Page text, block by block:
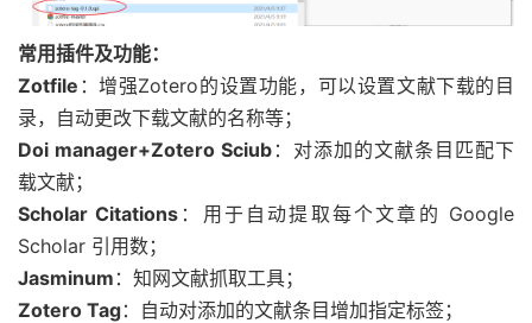
常用插件及功能：
Zotfile ：增强Zotero的设置功能，可以设置文献下载的目
录，自动更改下载文献的名称等；
Doi manager+Zotero Sciub ：对添加的文献条目匹配下
载文献；
Scholar Citations ：用于自动提取每个文章的 Google
Scholar 引用数；
Jasminum ：知网文献抓取工具；
Zotero Tag：自动对添加的文献条目增加指定标签；